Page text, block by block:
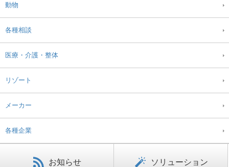
動物
各種相談
医療・介護・整体
リゾート
メーカー
各種企業
お知らせ ソリューション